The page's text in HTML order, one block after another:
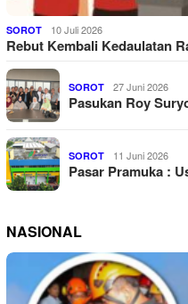
SOROT 10 Juli 2026
Rebut Kembali Kedaulatan
SOROT 27 Juni 2026
Pasukan Roy
SOROT 11 Juni 2026
Pasar Pramuka :
NASIONAL